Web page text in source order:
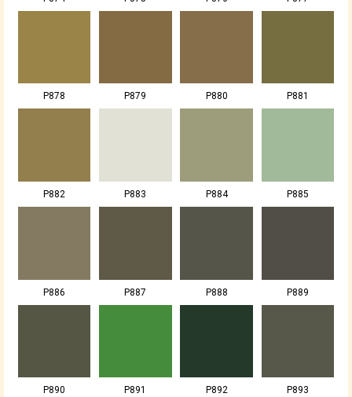
P878 P879 P880 P881
P882 P883 P884 P885
P886 P887 P888 P889
P890 P891 P892 P893